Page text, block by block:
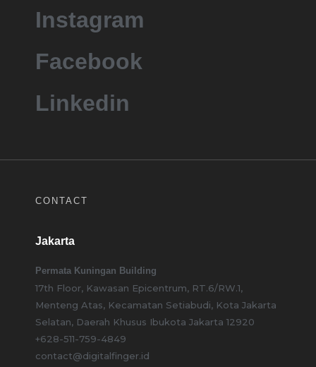
Instagram
Facebook
Linkedin
CONTACT
Jakarta
Permata Kuningan Building
17th Floor, Kawasan Epicentrum, RT.6/RW.1,
Menteng Atas, Kecamatan Setiabudi, Kota Jakarta
Selatan, Daerah Khusus Ibukota Jakarta 12920
+628-511-759-4849
contact@digitalfinger.id